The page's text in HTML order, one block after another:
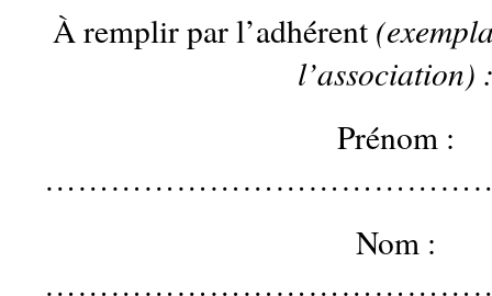
À remplir par l’adhérent
l’association)
Prénom :
Nom :